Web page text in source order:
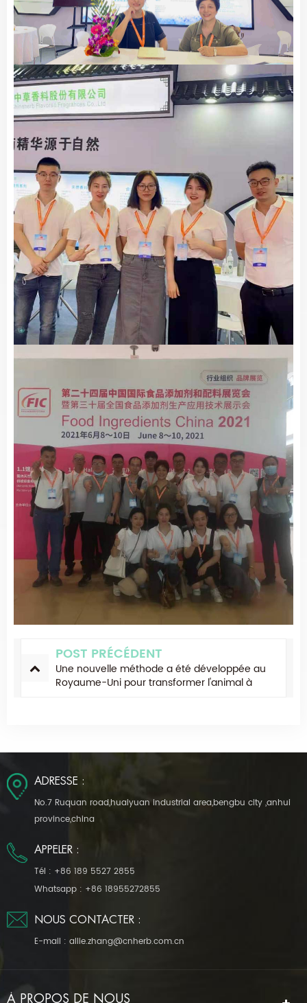
POST PRÉCÉDENT
Une nouvelle méthode a été développée au
Royaume-Uni pour transformer l'animal à
ADRESSE :
No.7 Ruquan road,huaiyuan industrial area,bengbu city ,anhui
province,china
APPELER :
Tél : +86 189 5527 2855
Whatsapp : +86 18955272855
NOUS CONTACTER :
E-mail : allie.zhang@cnherb.com.cn
À PROPOS DE NOUS